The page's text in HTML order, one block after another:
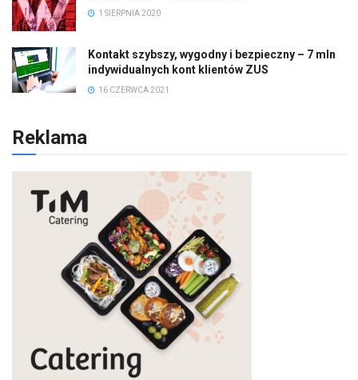
1 SIERPNIA 2020
Kontakt szybszy, wygodny i bezpieczny – 7 mln
indywidualnych kont klientów ZUS
16 CZERWCA 2021
Reklama